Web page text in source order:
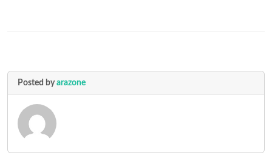
Posted byarazone